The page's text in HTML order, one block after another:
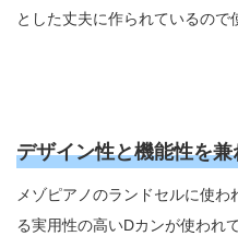
とした丈夫に作られているので
デザイン性と機能性を
メゾピアノのランドセルに使
る実用性の高いDカンが使われ